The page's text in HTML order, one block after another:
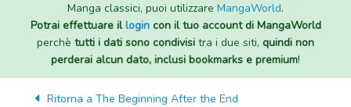
Manga classici, puoi utilizzare MangaWorld.
Potrai effettuare illogincon il tuo account di MangaWorld
perchè tutti i dati sono condivisi tra i due siti, quindi non
perderai alcun dato, inclusi bookmarks e premium!
Ritorna a The Beginning After the End